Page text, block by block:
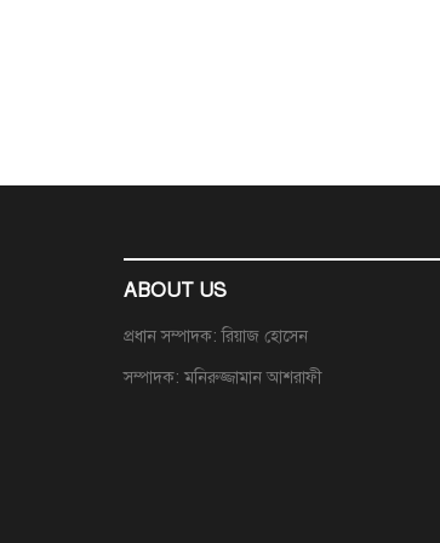
ABOUT US
প্রধান সম্পাদক: রিয়াজ হোসেন
সম্পাদক: মনিরুজ্জামান আশরাফী